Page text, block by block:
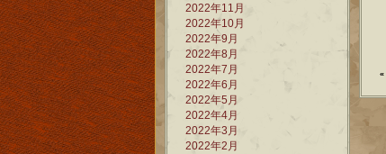
2022年11月
2022年10月
2022年9月
2022年8月
2022年7月
2022年6月
2022年5月
2022年4月
2022年3月
2022年2月
«